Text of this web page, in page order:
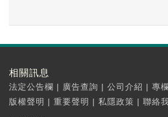
相關訊息
法定公告欄 | 廣告查詢 | 公司介紹 | 專
版權聲明 | 重要聲明 | 私隱政策 | 聯絡